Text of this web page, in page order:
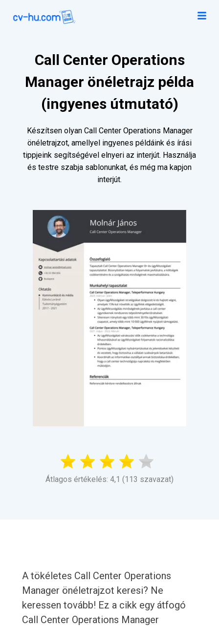
Call Center Operations
Manager önéletrajz példa
(ingyenes útmutató)
Készítsen olyan Call Center Operations Manager
önéletrajzot, amellyel ingyenes példáink és írási
tippjeink segítségével elnyeri az interjút. Használja
és testre szabja sablonunkat, és még ma kapjon
interjút.
Átlagos értékelés: 4,1 (113 szavazat)
A tökéletes Call Center Operations
Manager önéletrajzot keresi? Ne
keressen tovább! Ez a cikk egy átfogó
Call Center Operations Manager